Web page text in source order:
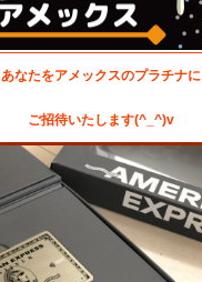
あなたをアメックスのプラチナに
ご招待いたします(^_^)v